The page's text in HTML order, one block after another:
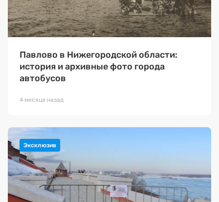
Павлово в Нижегородской области:
история и архивные фото города
автобусов
4 месяца назад